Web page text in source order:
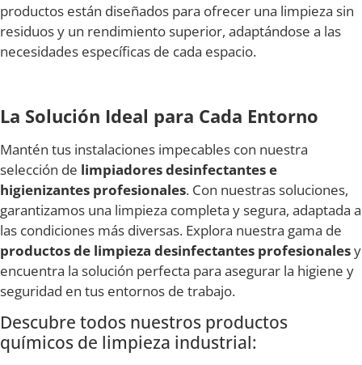
productos están diseñados para ofrecer una limpieza sin
residuos y un rendimiento superior, adaptándose a las
necesidades específicas de cada espacio.
La Solución Ideal para Cada Entorno
Mantén tus instalaciones impecables con nuestra
selección de limpiadores desinfectantes e
higienizantes profesionales. Con nuestras soluciones,
garantizamos una limpieza completa y segura, adaptada a
las condiciones más diversas. Explora nuestra gama de
productos de limpieza desinfectantes profesionalesy
encuentra la solución perfecta para asegurar la higiene y
seguridad en tus entornos de trabajo.
Descubre todos nuestros productos
químicos de limpieza industrial: